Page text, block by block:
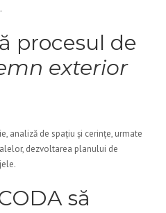
procesul de
exterior
analiză de spațiu și cerințe, urmate
dezvoltarea planului de
să